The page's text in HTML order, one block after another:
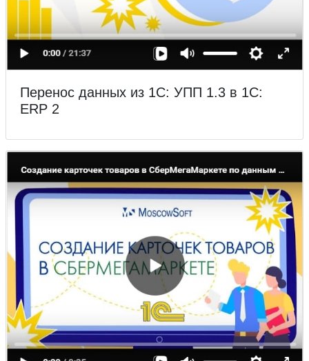
Перенос данных из 1С: УПП 1.3 в 1С:
ERP 2